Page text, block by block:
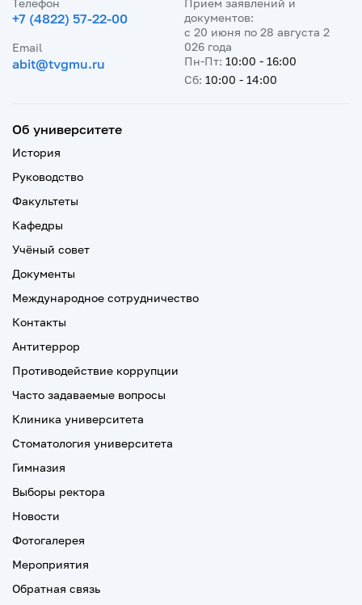
Телефон
+7 (4822) 57-22-00
Email
abit@tvgmu.ru
Прием заявлений и
документов:
с 20 июня по 28 августа 2
026 года
Пн-Пт: 10:00 - 16:00
Сб: 10:00 - 14:00
Об университете
История
Руководство
Факультеты
Кафедры
Учёный совет
Документы
Международное сотрудничество
Контакты
Антитеррор
Противодействие коррупции
Часто задаваемые вопросы
Клиника университета
Стоматология университета
Гимназия
Выборы ректора
Новости
Фотогалерея
Мероприятия
Обратная связь